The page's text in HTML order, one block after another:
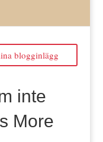
blogginlägg
inte
More